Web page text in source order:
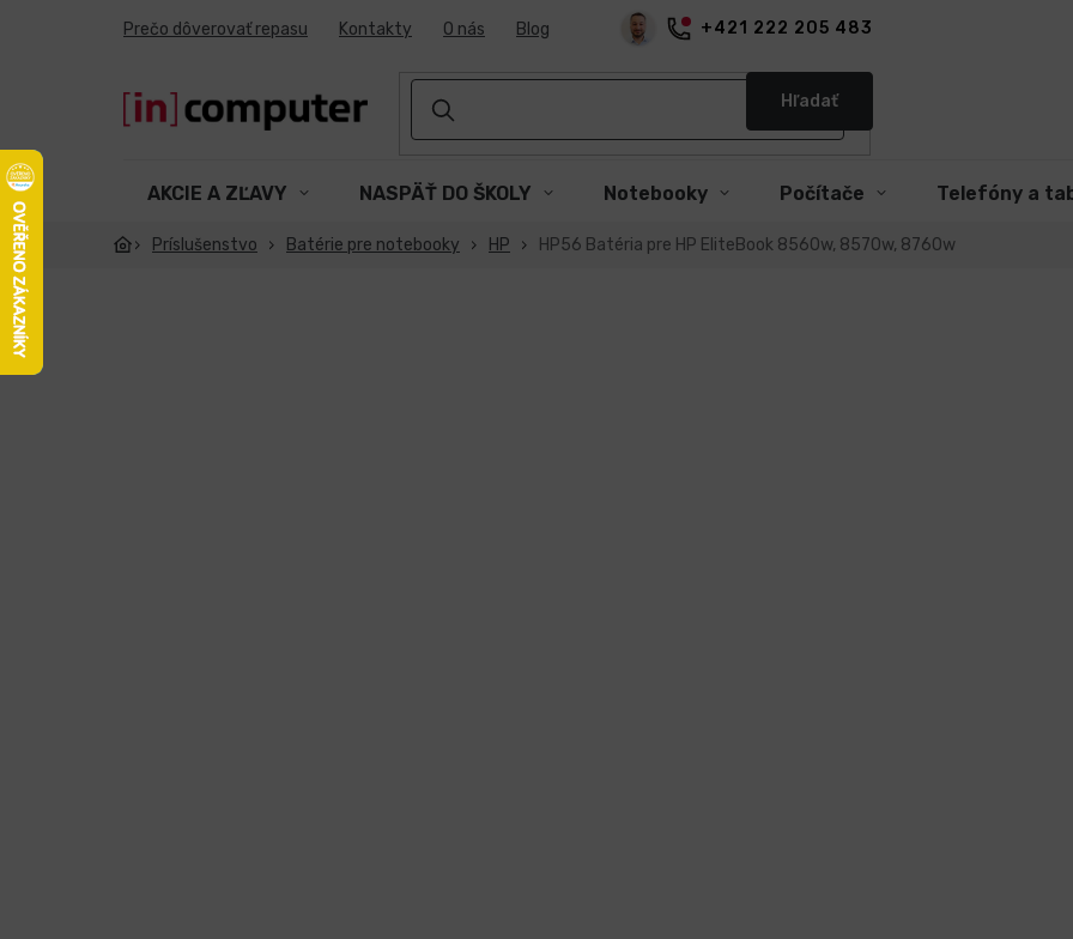
+421 222 205 483
Prečo dôverovať repasu Kontakty O nás Blog
Hľadať
AKCIE A ZĽAVY NASPÄŤ DO ŠKOLY Notebooky Počítače Telefóny a
Príslušenstvo Batérie pre notebooky HP HP56 Batéria pre HP EliteBook 8560w, 8570w, 8760w